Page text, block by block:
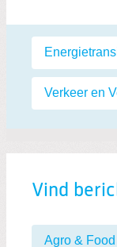
Labels:
Verkeer en
Vind
Agro & Food